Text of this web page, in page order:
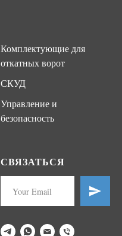
Комплектующие для
откатных ворот
СКУД
Управление и
безопасность
СВЯЗАТЬСЯ